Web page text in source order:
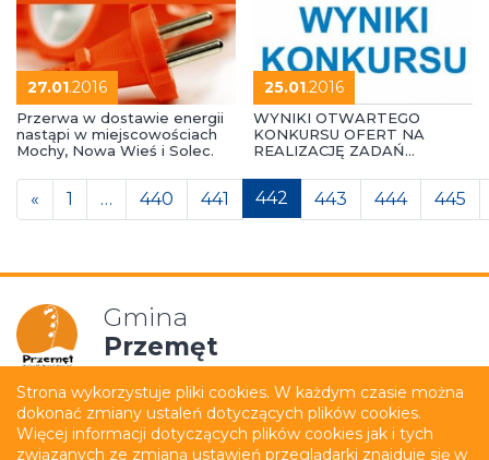
27.01.2016
Przerwa w dostawie energii
nastąpi w miejscowościach
Mochy, Nowa Wieś i Solec.
25.01.2016
WYNIKI OTWARTEGO
KONKURSU OFERT NA
REALIZACJĘ ZADAŃ
Posts navigation
« 1 … 440 441 442 443 444 445
Gmina
Przemęt
Mapa strony
Polityka prywatności
Strona wykorzystuje pliki cookies. W każdym czasie można
dokonać zmiany ustaleń dotyczących plików cookies.
Więcej informacji dotyczących plików cookies jak i tych
związanych ze zmianą ustawień przeglądarki znajduje się w